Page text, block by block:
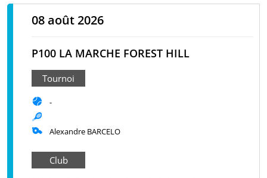
08 août 2026
P100 LA MARCHE FOREST HILL
Tournoi
-
Alexandre BARCELO
Club